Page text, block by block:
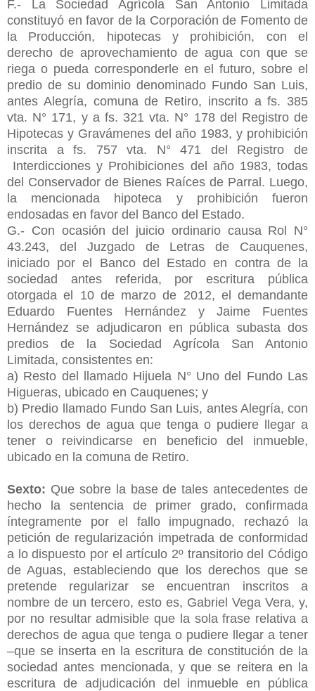
F.- La Sociedad Agrícola San Antonio Limitada
constituyó en favor de la Corporación de Fomento de
la Producción, hipotecas y prohibición, con el
derecho de aprovechamiento de agua con que se
riega o pueda corresponderle en el futuro, sobre el
predio de su dominio denominado Fundo San Luis,
antes Alegría, comuna de Retiro, inscrito a fs. 385
vta. N° 171, y a fs. 321 vta. N° 178 del Registro de
Hipotecas y Gravámenes del año 1983, y prohibición
inscrita a fs. 757 vta. N° 471 del Registro de
Interdicciones y Prohibiciones del año 1983, todas
del Conservador de Bienes Raíces de Parral. Luego,
la mencionada hipoteca y prohibición fueron
endosadas en favor del Banco del Estado.
G.- Con ocasión del juicio ordinario causa Rol N°
43.243, del Juzgado de Letras de Cauquenes,
iniciado por el Banco del Estado en contra de la
sociedad antes referida, por escritura pública
otorgada el 10 de marzo de 2012, el demandante
Eduardo Fuentes Hernández y Jaime Fuentes
Hernández se adjudicaron en pública subasta dos
predios de la Sociedad Agrícola San Antonio
Limitada, consistentes en:
a) Resto del llamado Hijuela N° Uno del Fundo Las
Higueras, ubicado en Cauquenes; y
b) Predio llamado Fundo San Luis, antes Alegría, con
los derechos de agua que tenga o pudiere llegar a
tener o reivindicarse en beneficio del inmueble,
ubicado en la comuna de Retiro.
Sexto: Que sobre la base de tales antecedentes de
hecho la sentencia de primer grado, confirmada
íntegramente por el fallo impugnado, rechazó la
petición de regularización impetrada de conformidad
a lo dispuesto por el artículo 2º transitorio del Código
de Aguas, estableciendo que los derechos que se
pretende regularizar se encuentran inscritos a
nombre de un tercero, esto es, Gabriel Vega Vera, y,
por no resultar admisible que la sola frase relativa a
derechos de agua que tenga o pudiere llegar a tener
–que se inserta en la escritura de constitución de la
sociedad antes mencionada, y que se reitera en la
escritura de adjudicación del inmueble en pública